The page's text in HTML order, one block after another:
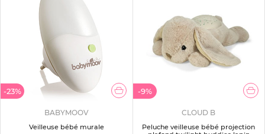
-23%
BABYMOOV
Veilleuse bébé murale
-9%
CLOUD B
Peluche veilleuse bébé projection